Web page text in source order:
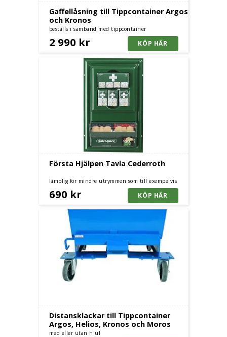
Gaffellåsning till Tippcontainer Argos
och Kronos
beställs i samband med tippcontainer
2 990 kr
Första Hjälpen Tavla Cederroth
lämplig för mindre utrymmen som till exempelvis
690 kr
Distansklackar till Tippcontainer
Argos, Helios, Kronos och Moros
med eller utan hjul